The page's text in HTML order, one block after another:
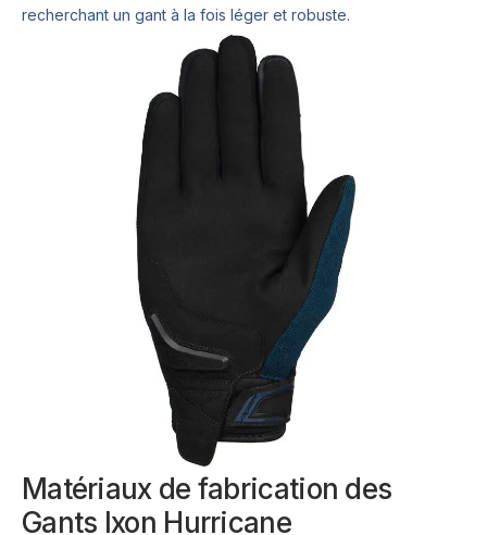
recherchant un gant à la fois léger et robuste.
Matériaux de fabrication des
Gants Ixon Hurricane